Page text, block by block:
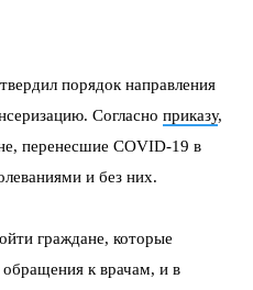
порядок направления
Согласно приказу,
перенесшие COVID-19 в
и без них.
граждане, которые
к врачам, и в